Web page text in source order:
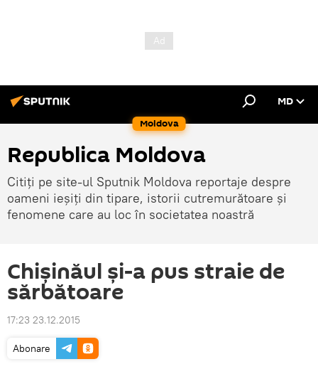
Moldova
MD
Republica Moldova
Citiți pe site-ul Sputnik Moldova reportaje despre
oameni ieșiți din tipare, istorii cutremurătoare și
fenomene care au loc în societatea noastră
Chișinăul şi-a pus straie de
sărbătoare
17:23 23.12.2015
Abonare